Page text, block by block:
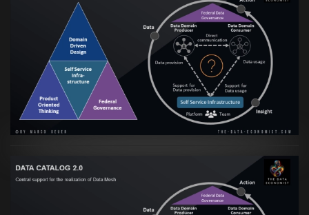
Artikel:Data Mesh Ökosysteme: Die
Transformation zur Data Inspired Human
Culture
VIEW